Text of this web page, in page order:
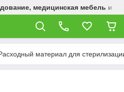
медицинская мебель и
материал для